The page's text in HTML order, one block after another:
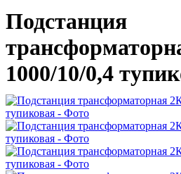
Подстанция
1000/10/0,4